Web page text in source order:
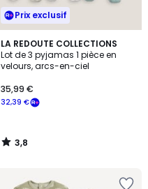
Prix exclusif
LA REDOUTE COLLECTIONS
Lot de 3 pyjamas 1 pièce en
velours, arcs-en-ciel
32,39 €
35,99 €
3,8
/ 5
3,8
/